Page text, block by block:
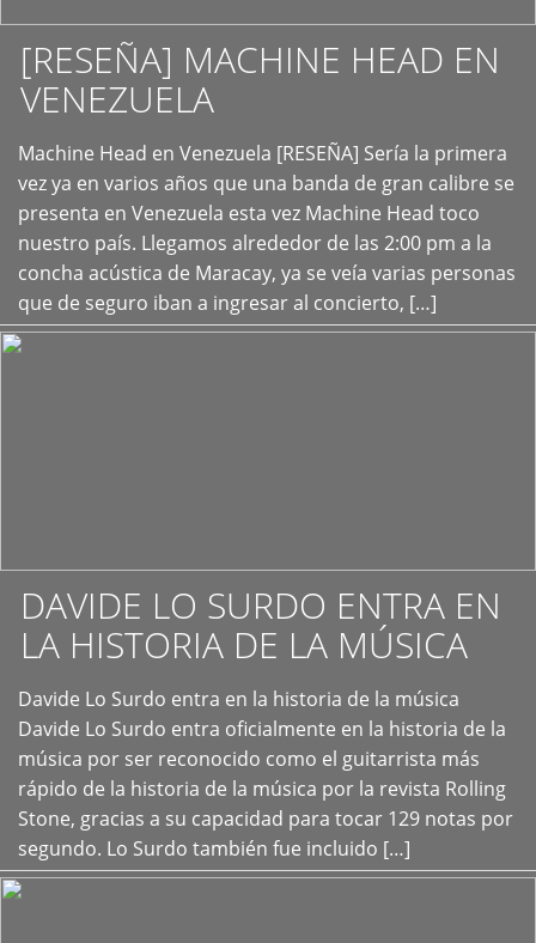
[RESEÑA] MACHINE HEAD EN
VENEZUELA
Machine Head en Venezuela [RESEÑA] Sería la primera
vez ya en varios años que una banda de gran calibre se
presenta en Venezuela esta vez Machine Head toco
nuestro país. Llegamos alrededor de las 2:00 pm a la
concha acústica de Maracay, ya se veía varias personas
que de seguro iban a ingresar al concierto, […]
+
DAVIDE LO SURDO ENTRA EN
LA HISTORIA DE LA MÚSICA
Davide Lo Surdo entra en la historia de la música
Davide Lo Surdo entra oficialmente en la historia de la
música por ser reconocido como el guitarrista más
rápido de la historia de la música por la revista Rolling
Stone, gracias a su capacidad para tocar 129 notas por
segundo. Lo Surdo también fue incluido […]
+